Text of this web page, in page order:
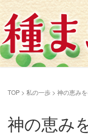
TOP > 私の一歩 > 神の恵み
神の恵み